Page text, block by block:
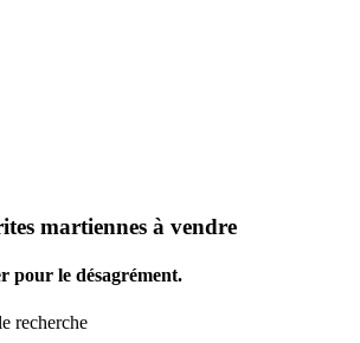
martiennes à vendre
pour le désagrément.
recherche